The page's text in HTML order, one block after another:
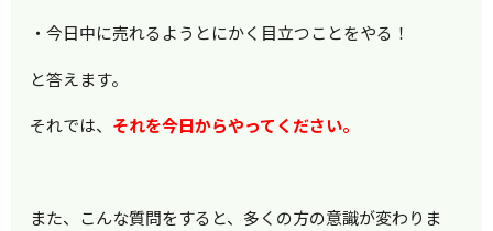
・今日中に売れるようとにかく目立つことをやる！
と答えます。
それでは、 それを今日からやってください。
また、こんな質問をすると、多くの方の意識が変わりま